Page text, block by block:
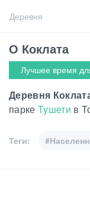
Грузия
Деревня
О Коклата
Лучшее время
Деревня
парке Тушети в
Теги: